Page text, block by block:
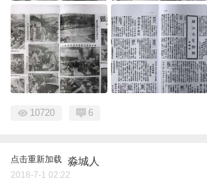
10720 6
点击重新加载 淼城人
2018-7-1 02:22